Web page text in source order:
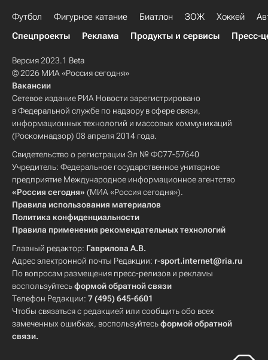
Футбол Фигурное катание Биатлон ЗОЖ Хоккей
Спецпроекты
Реклама Продукты и сервисы Пресс-
Версия 2023.1 Beta
© 2026 МИА «Россия сегодня»
Вакансии
Сетевое издание РИА Новости зарегистрировано
в Федеральной службе по надзору в сфере связи,
информационных технологий и массовых коммуникаций
(Роскомнадзор) 08 апреля 2014 года.
Свидетельство о регистрации Эл № ФС77-57640
Учредитель: Федеральное государственное унитарное
предприятие Международное информационное агентство
«Россия сегодня» (МИА «Россия сегодня»).
Правила использования материалов
Политика конфиденциальности
Правила применения рекомендательных технологий
Главный редактор: Гаврилова А.В.
Адрес электронной почты Редакции: r-sport.internet@ria.ru
По вопросам размещения пресс-релизов и рекламы
воспользуйтесьформой обратной связи
Телефон Редакции: 7 (495) 645-6601
Чтобы связаться с редакцией или сообщить обо всех
замеченных ошибках, воспользуйтесьформой обратной
связи.